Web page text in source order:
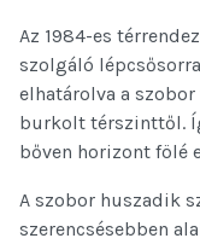
Az 1984-es
szolgáló
elhatárolva a
burkolt térszinttől.
bőven horizont fölé
A szobor huszadik
szerencsésebben